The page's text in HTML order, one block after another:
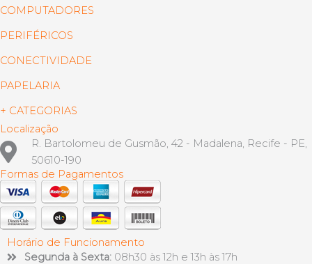
COMPUTADORES
PERIFÉRICOS
CONECTIVIDADE
PAPELARIA
+ CATEGORIAS
Localização
R. Bartolomeu de Gusmão, 42 - Madalena, Recife - PE,
50610-190
Formas de Pagamentos
Horário de Funcionamento
Segunda à Sexta: 08h30 às 12h e 13h às 17h